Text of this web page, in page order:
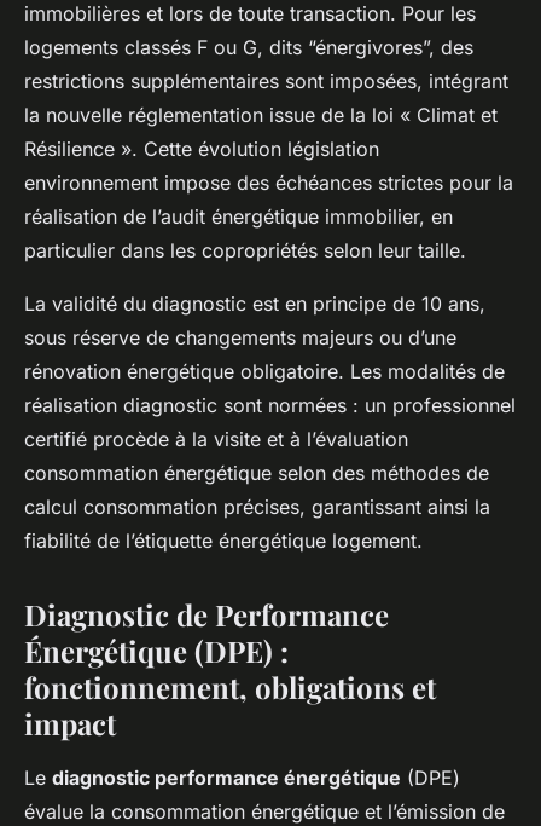
immobilières et lors de toute transaction. Pour les
logements classés F ou G, dits “énergivores”, des
restrictions supplémentaires sont imposées, intégrant
la nouvelle réglementation issue de la loi « Climat et
Résilience ». Cette évolution législation
environnement impose des échéances strictes pour la
réalisation de l’audit énergétique immobilier, en
particulier dans les copropriétés selon leur taille.
La validité du diagnostic est en principe de 10 ans,
sous réserve de changements majeurs ou d’une
rénovation énergétique obligatoire. Les modalités de
réalisation diagnostic sont normées : un professionnel
certifié procède à la visite et à l’évaluation
consommation énergétique selon des méthodes de
calcul consommation précises, garantissant ainsi la
fiabilité de l’étiquette énergétique logement.
Diagnostic de Performance
Énergétique (DPE) :
fonctionnement, obligations et
impact
Le diagnostic performance énergétique (DPE)
évalue la consommation énergétique et l’émission de